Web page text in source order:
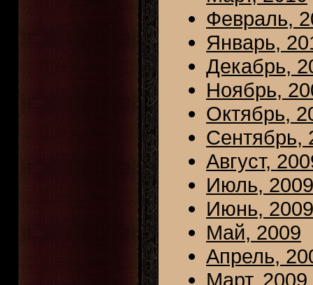
Февраль,
Январь,
Декабрь,
Ноябрь,
Октябрь,
Сентябрь,
Август,
Июль, 2009
Июнь, 2009
Май, 2009
Апрель,
Март, 2009